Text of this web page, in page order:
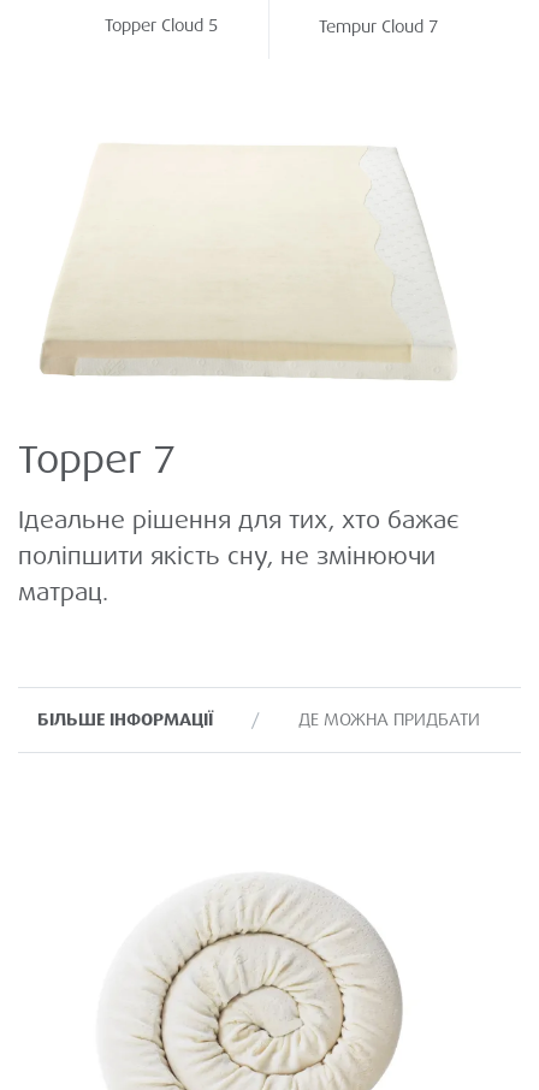
Topper Cloud 5 Tempur Cloud 7
Topper 7
Ідеальне рішення для тих, хто бажає
поліпшити якість сну, не змінюючи
матрац.
БІЛЬШЕ ІНФОРМАЦІЇ ДЕ МОЖНА ПРИДБАТИ